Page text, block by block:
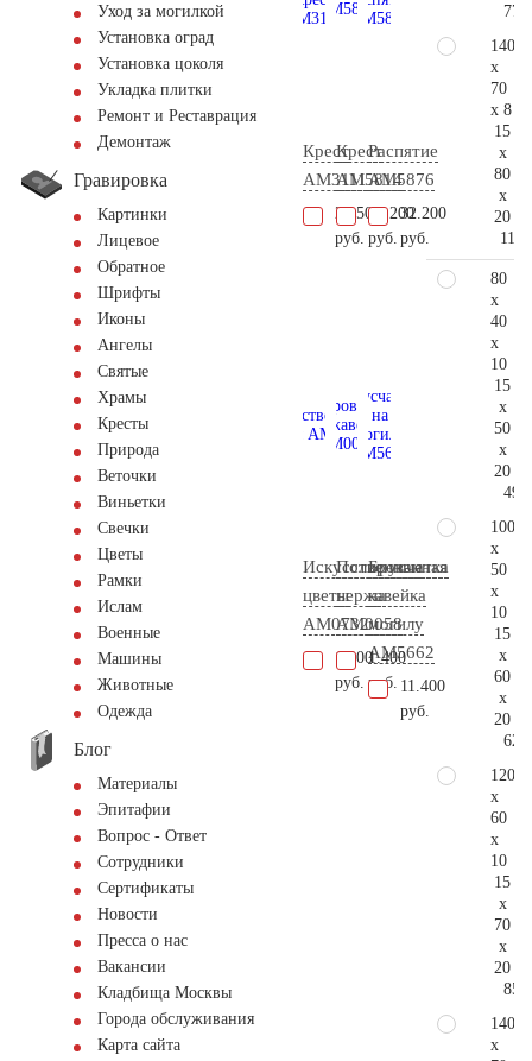
Уход за могилкой
Установка оград
Установка цоколя
Укладка плитки
Ремонт и Реставрация
Демонтаж
Гравировка
Картинки
Лицевое
Обратное
Шрифты
Иконы
Ангелы
Святые
Храмы
Кресты
Природа
Веточки
Виньетки
Свечки
Цветы
Рамки
Ислам
Военные
Машины
Животные
Одежда
Блог
Материалы
Эпитафии
Вопрос - Ответ
Сотрудники
Сертификаты
Новости
Пресса о нас
Вакансии
Кладбища Москвы
Города обслуживания
Карта сайта
Крест
AM3111
24.500
руб.
Крест
AM5814
16.200
руб.
Распятие
AM5876
32.200
руб.
Искусственные
цветы
AM0732
1.000
руб.
Полированная
нержавейка
AM0058
1.400
руб.
Брусчатка
на
могилу
AM5662
11.400
руб.
140
x
70
x 8
15
x
80
x
20
80
x
40
x
10
15
x
50
x
20
100
x
50
x
10
15
x
60
x
20
120
x
60
x
10
15
x
70
x
20
140
x